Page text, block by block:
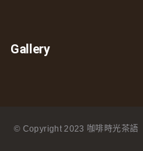
Gallery
© Copyright 2023 咖啡時光茶語